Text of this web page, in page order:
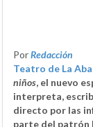
PorRedacción
Teatro de La
niños, el nuevo
interpreta,
directo por las
parte del patrón